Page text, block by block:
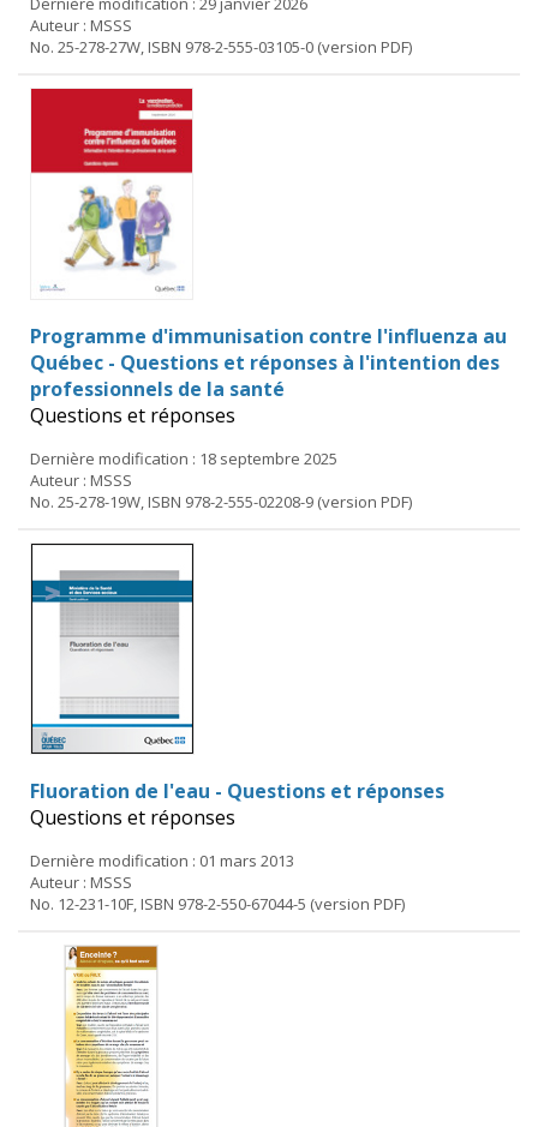
Auteur : MSSS
No. 25-278-27W, ISBN 978-2-555-03105-0 (version PDF)
Programme d'immunisation contre l'influenza au
Québec - Questions et réponses à l'intention des
professionnels de la santé
Questions et réponses
Dernière modification : 18 septembre 2025
Auteur : MSSS
No. 25-278-19W, ISBN 978-2-555-02208-9 (version PDF)
Fluoration de l'eau - Questions et réponses
Questions et réponses
Dernière modification : 01 mars 2013
Auteur : MSSS
No. 12-231-10F, ISBN 978-2-550-67044-5 (version PDF)